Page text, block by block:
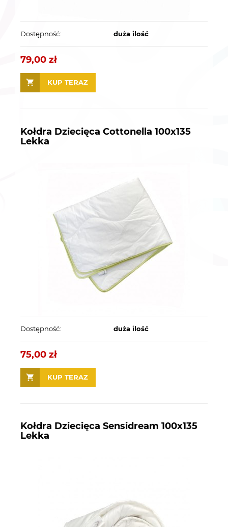
Dostępność: duża ilość
79,00 zł
KUP TERAZ
Kołdra Dziecięca Cottonella 100x135
Lekka
Dostępność: duża ilość
75,00 zł
KUP TERAZ
Kołdra Dziecięca Sensidream 100x135
Lekka